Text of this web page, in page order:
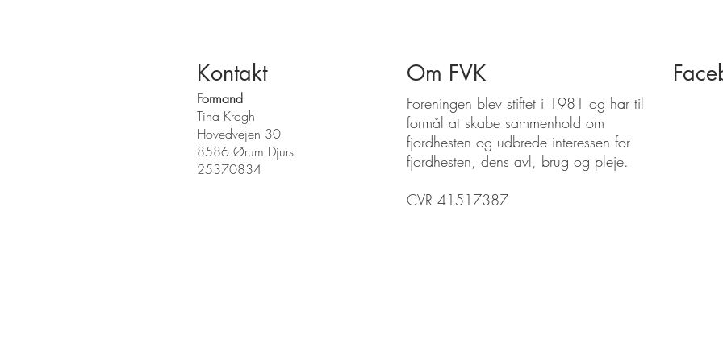
Kontakt Om FVK
Formand
Tina Krogh
Hovedvejen 30
8586 Ørum Djurs
25370834
Foreningen blev stiftet i 1981 og har til
formål at skabe sammenhold om
fjordhesten og udbrede interessen for
fjordhesten, dens avl, brug og pleje.
CVR 41517387